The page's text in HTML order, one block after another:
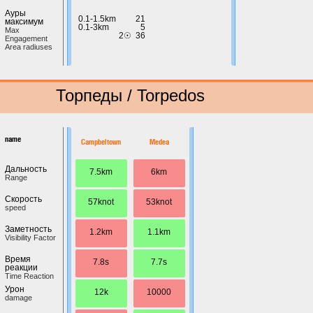
Ауры
максимум
Max
Engagement
Area radiuses
0.1-1.5km
21
0.1-3km
5
2☉ 36
Торпеды / Torpedos
name
Дальность
Range
Скорость
speed
Заметность
Visibility Factor
Время
реакции
Time Reaction
Урон
damage
Campbeltown
7.5km
57knot
1.2km
7.8s
12k
Medea
6km
53knot
1.1km
7.7s
10000